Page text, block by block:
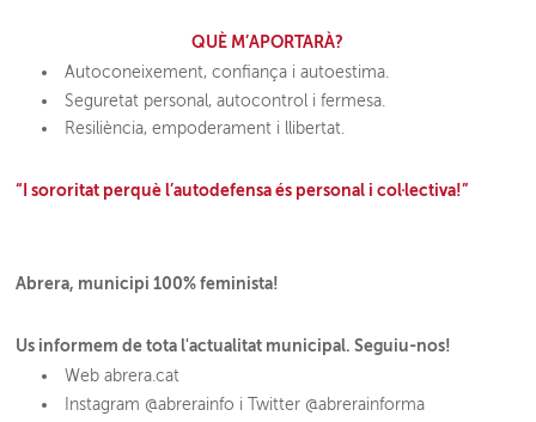
QUÈ M’APORTARÀ?
Autoconeixement, confiança i autoestima.
Seguretat personal, autocontrol i fermesa.
Resiliència, empoderament i llibertat.
“I sororitat perquè l’autodefensa és personal i col·lectiva!”
Abrera, municipi 100% feminista!
Us informem de tota l'actualitat municipal. Seguiu-nos!
Web abrera.cat
Instagram @abrerainfo i Twitter @abrerainforma